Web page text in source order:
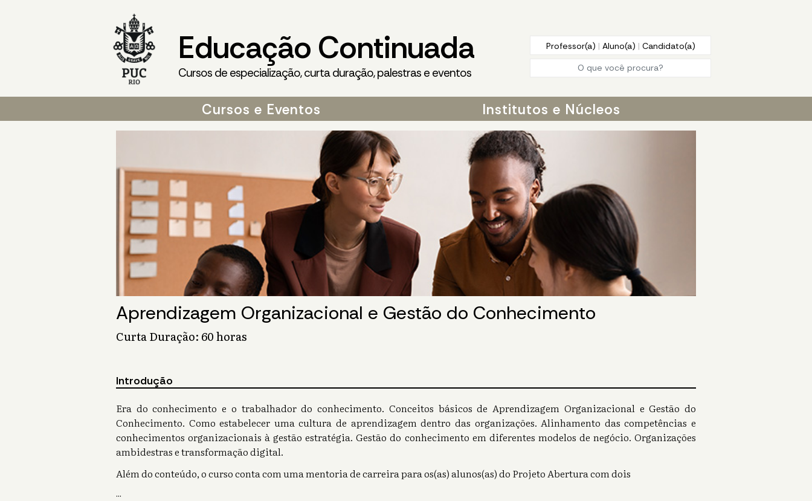
Educação Continuada
Cursos de especialização, curta duração, palestras e eventos
Professor(a) | Aluno(a) | Candidato(a)
Cursos e Eventos Institutos e Núcleos
Aprendizagem Organizacional e Gestão do Conhecimento
Curta Duração: 60 horas
Introdução
Era do conhecimento e o trabalhador do conhecimento. Conceitos básicos de Aprendizagem Organizacional e Gestão do
Conhecimento. Como estabelecer uma cultura de aprendizagem dentro das organizações. Alinhamento das competências e
conhecimentos organizacionais à gestão estratégia. Gestão do conhecimento em diferentes modelos de negócio. Organizações
ambidestras e transformação digital.
Além do conteúdo, o curso conta com uma mentoria de carreira para os(as) alunos(as) do Projeto Abertura com dois
...